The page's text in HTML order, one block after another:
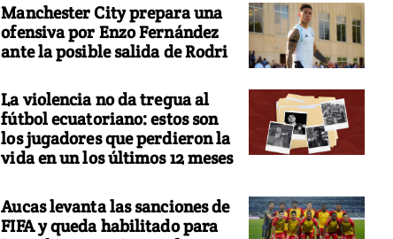
Manchester City prepara una
ofensiva por Enzo Fernández
ante la posible salida de Rodri
La violencia no da tregua al
fútbol ecuatoriano: estos son
los jugadores que perdieron la
vida en un los últimos 12 meses
Aucas levanta las sanciones de
FIFA y queda habilitado para